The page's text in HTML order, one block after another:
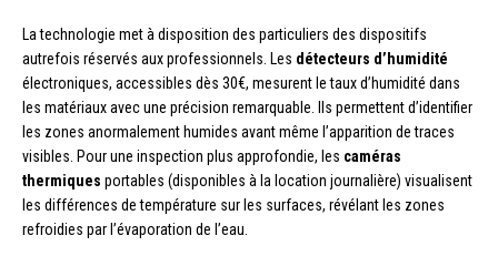
La technologie met à disposition des particuliers des dispositifs
autrefois réservés aux professionnels. Les détecteurs d’humidité
électroniques, accessibles dès 30€, mesurent le taux d’humidité dans
les matériaux avec une précision remarquable. Ils permettent d’identifier
les zones anormalement humides avant même l’apparition de traces
visibles. Pour une inspection plus approfondie, les caméras
thermiques portables (disponibles à la location journalière) visualisent
les différences de température sur les surfaces, révélant les zones
refroidies par l’évaporation de l’eau.